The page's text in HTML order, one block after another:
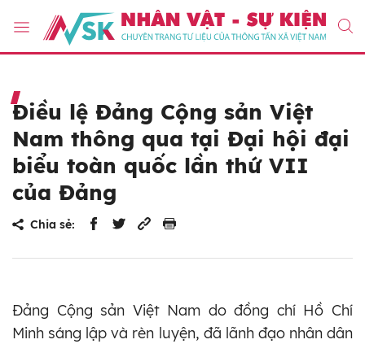
Điều lệ Đảng Cộng sản Việt
Nam thông qua tại Đại hội đại
biểu toàn quốc lần thứ VII
của Đảng
Chia sẻ:
Đảng Cộng sản Việt Nam do đồng chí Hồ Chí
Minh sáng lập và rèn luyện, đã lãnh đạo nhân dân